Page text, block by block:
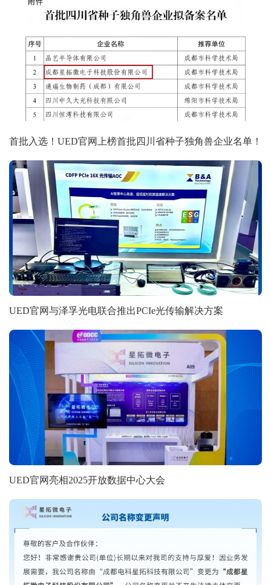
首批入选！UED官网上榜首批四川省种子独角兽企业名单！
UED官网与泽孚光电联合推出PCIe光传输解决方案
UED官网亮相2025开放数据中心大会